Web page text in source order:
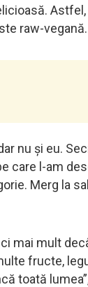
raw-vegană.
nu și eu.
care l-am
Merg la
mai mult
fructe,
toată